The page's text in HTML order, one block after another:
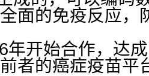
面的免疫反应，
年开始合作，达
者的癌症疫苗平